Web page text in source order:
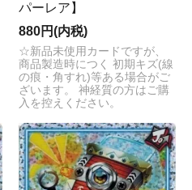
パーレア】
880円(内税)
☆新品未使用カードですが、
商品製造時につく 初期キズ(線
の痕・角すれ)等ある場合がご
ざいます。 神経質の方はご購
入を控えください。